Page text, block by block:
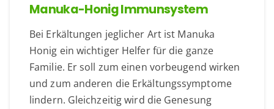
Manuka-Honig Immunsystem
Bei Erkältungen jeglicher Art ist Manuka
Honig ein wichtiger Helfer für die ganze
Familie. Er soll zum einen vorbeugend wirken
und zum anderen die Erkältungssymptome
lindern. Gleichzeitig wird die Genesung